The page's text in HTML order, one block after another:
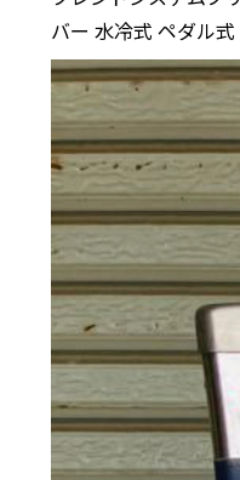
バー 水冷式 ペダル